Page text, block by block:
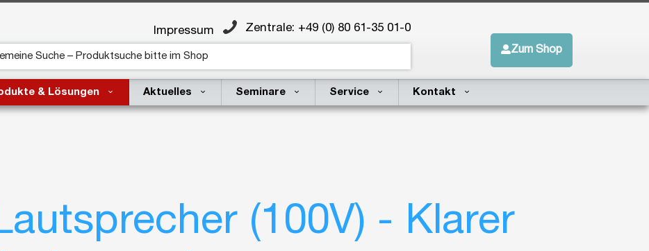
Impressum Zentrale: +49 (0) 80 61-35 01-0
Zum Shop
& Lösungen Aktuelles Seminare Service Kontakt
(100V) - Klarer